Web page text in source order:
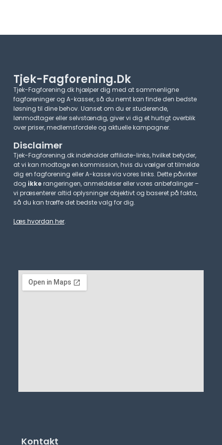
Tjek-Fagforening.dk
Tjek-Fagforening.dk hjælper dig med at sammenligne
fagforeninger og A-kasser, så du nemt kan finde den bedste
løsning til dine behov. Uanset om du er studerende,
lønmodtager eller selvstændig, giver vi dig et hurtigt overblik
over priser, medlemsfordele og aktuelle kampagner.​
Disclaimer
Tjek-Fagforening.dk indeholder affiliate-links, hvilket betyder,
at vi kan modtage en kommission, hvis du vælger at tilmelde
dig en fagforening eller A-kasse via vores links. Dette påvirker
dog ikkerangeringen, anmeldelser eller vores anbefalinger –
vi præsenterer altid oplysninger objektivt og baseret på fakta,
så du kan træffe det bedste valg for dig.
Læs hvordan her.
Kontakt